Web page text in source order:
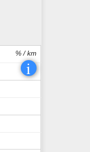
i
% / km
% / km